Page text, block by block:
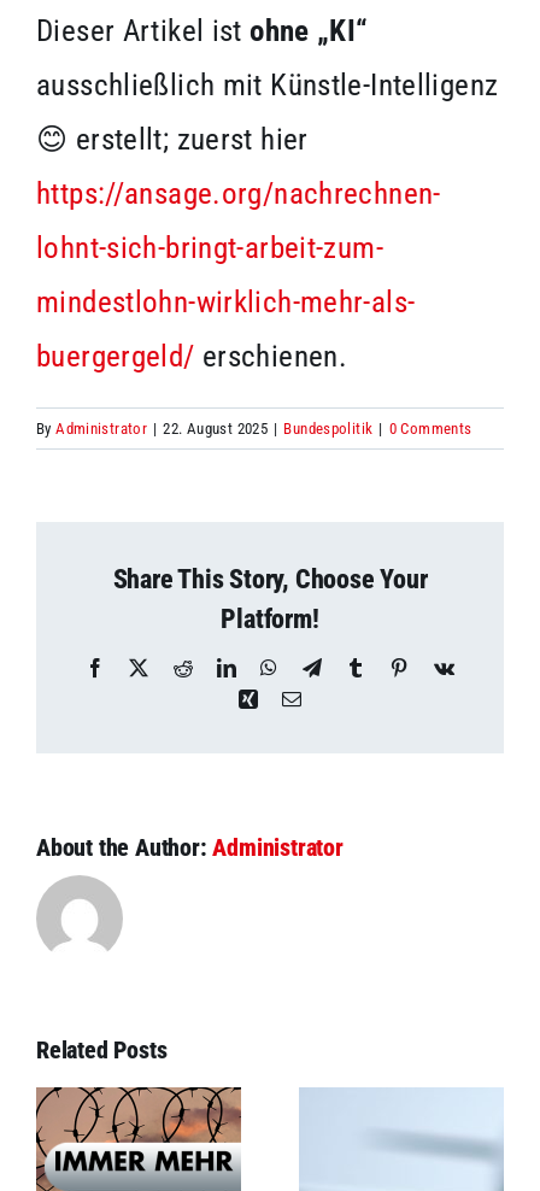
Dieser Artikel istohne „KI“
ausschließlich mit Künstle-Intelligenz
😊 erstellt; zuerst hier
https://ansage.org/nachrechnen-
lohnt-sich-bringt-arbeit-zum-
mindestlohn-wirklich-mehr-als-
buergergeld/ erschienen.
ByAdministrator | 22. August 2025 | Bundespolitik | 0 Comments
Share This Story, Choose Your
Platform!
Facebook RedditLinkedInWhatsApp
TelegramTumblr Pinterest
Vk
XingEmail
About the Author:Administrator
Related Posts
Seeschlacht